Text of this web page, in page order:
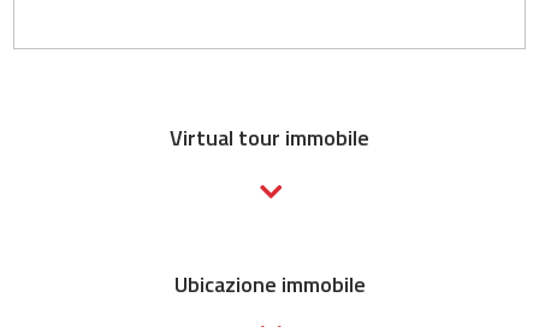
Virtual tour immobile
Ubicazione immobile